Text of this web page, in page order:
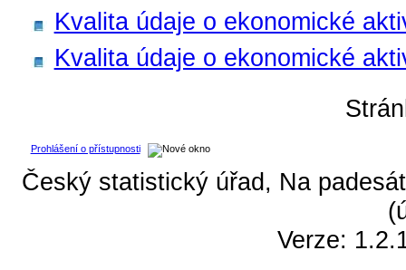
Kvalita údaje o ekonomické
Kvalita údaje o ekonomické
Prohlášení o přístupnosti
Český statistický úřad, Na
Verze: